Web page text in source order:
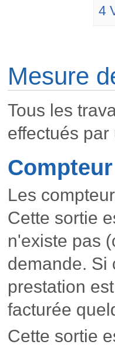
4
Mesure
Tous les
effectués
Les
Cette sortie
n'existe pas
demande. Si
prestation
facturée
Cette sortie